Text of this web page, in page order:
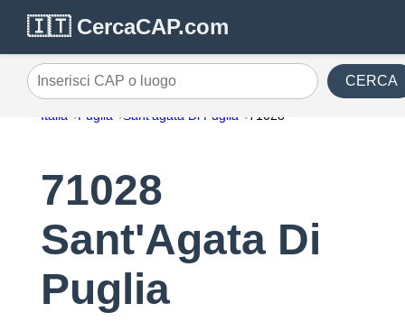
🇮🇹 CercaCAP.com
Inserisci CAP o luogo CERCA
Italia Puglia Sant'agata Di Puglia 71028
71028
Sant'Agata Di
Puglia